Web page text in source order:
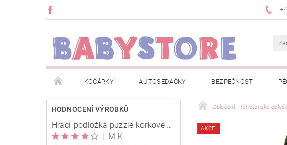
KOČÁRKY AUTOSEDAČKY BEZPEČNOST
METRÁŽ ZNAČKY ROZBALENO NEBO Z VÝSTAVY
OBCHODNÍ PODMÍNKY INFORMACE O EVIDENCI TRŽEB EET
HODNOCENÍ VÝROBKŮ
Hrací podložka puzzle korkové 120x120cm
| M K
Oblečení Těhotenské
AKCE